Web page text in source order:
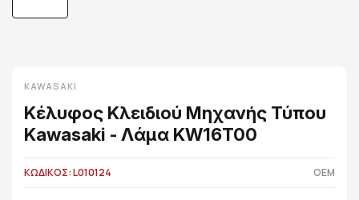
KAWASAKI
Κέλυφος Κλειδιού Μηχανής Τύπου
Kawasaki - Λάμα KW16T00
ΚΩΔΙΚΟΣ: L010124 OEM